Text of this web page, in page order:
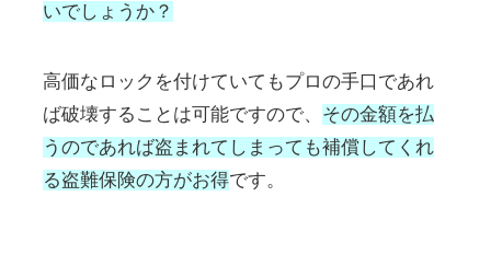
いでしょうか？
高価なロックを付けていてもプロの手口であれ
ば破壊することは可能ですので、 その金額を払
うのであれば盗まれてしまっても補償してくれ
る盗難保険の方がお得です。